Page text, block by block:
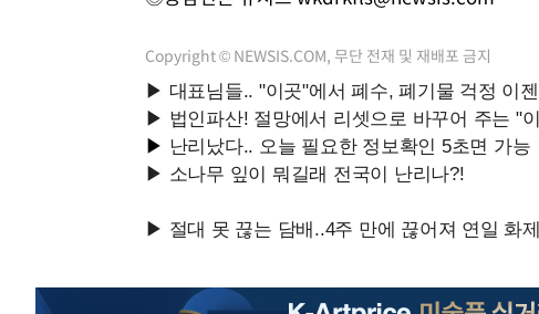
Copyright © NEWSIS.COM, 무단 전재 및 재배포 금지